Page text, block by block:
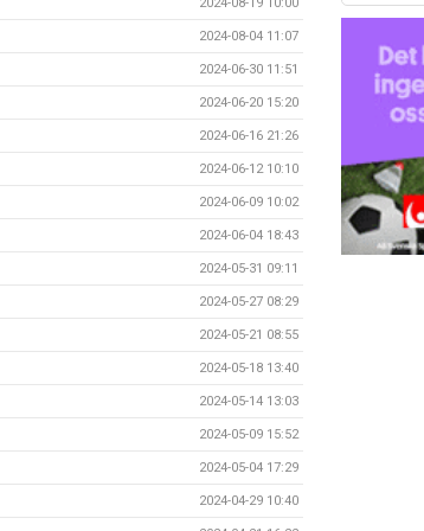
2024-08-04 11:07
2024-06-30 11:51
2024-06-20 15:20
2024-06-16 21:26
2024-06-12 10:10
2024-06-09 10:02
2024-06-04 18:43
2024-05-31 09:11
2024-05-27 08:29
2024-05-21 08:55
2024-05-18 13:40
2024-05-14 13:03
2024-05-09 15:52
2024-05-04 17:29
2024-04-29 10:40